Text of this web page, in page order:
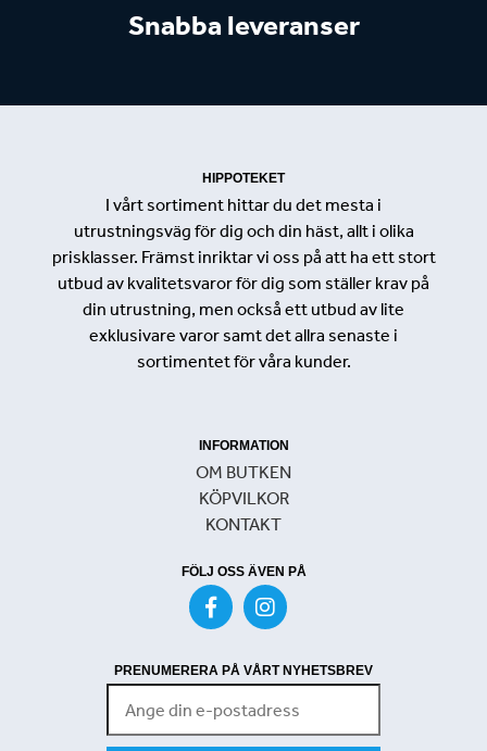
Snabba leveranser
HIPPOTEKET
I vårt sortiment hittar du det mesta i
utrustningsväg för dig och din häst, allt i olika
prisklasser. Främst inriktar vi oss på att ha ett stort
utbud av kvalitetsvaror för dig som ställer krav på
din utrustning, men också ett utbud av lite
exklusivare varor samt det allra senaste i
sortimentet för våra kunder.
INFORMATION
OM BUTKEN
KÖPVILKOR
KONTAKT
FÖLJ OSS ÄVEN PÅ
PRENUMERERA PÅ VÅRT NYHETSBREV